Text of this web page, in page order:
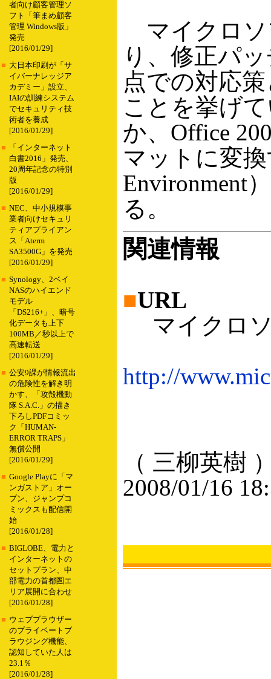
者向け顧客管理ソ
フト「筆まめ顧客
管理 Windows版」
発売
[2016/01/29]
■ 大日本印刷が「サ
イバーナレッジア
カデミー」設立、
IAIの訓練システム
でセキュリティ技
術者を養成
[2016/01/29]
■
「インターネット
白書2016」発売、
20周年記念の特別
版
[2016/01/29]
■ NEC、中小規模事
業者向けセキュリ
ティアプライアン
ス「Aterm
SA3500G」を発売
[2016/01/29]
■ Synology、2ベイ
NASのハイエンド
モデル
「DS216+」、暗号
化データも上下
100MB／秒以上で
高速転送
[2016/01/29]
■ 公安9課が情報流出
の危険性を解き明
かす、「攻殻機動
隊 S.A.C.」の描き
下ろしPDFコミッ
ク「HUMAN-
ERROR TRAPS」
無償公開
[2016/01/29]
■ Google Playに「マ
ンガストア」オー
プン、ジャンプコ
ミックスも配信開
始
[2016/01/28]
■ BIGLOBE、電力と
インターネットの
セットプラン、中
部電力の首都圏エ
リア展開に合わせ
[2016/01/28]
■ ウェブブラウザー
のプライベートブ
ラウジング機能、
認知していた人は
23.1％
[2016/01/28]
マイクロソ
り、修正パ
点での対応
ことを挙げ
か、Office
マットに変換
Environment
る。
関連情報
■URL
マイクロソ
http://
（ 三柳英樹
2008/01/16